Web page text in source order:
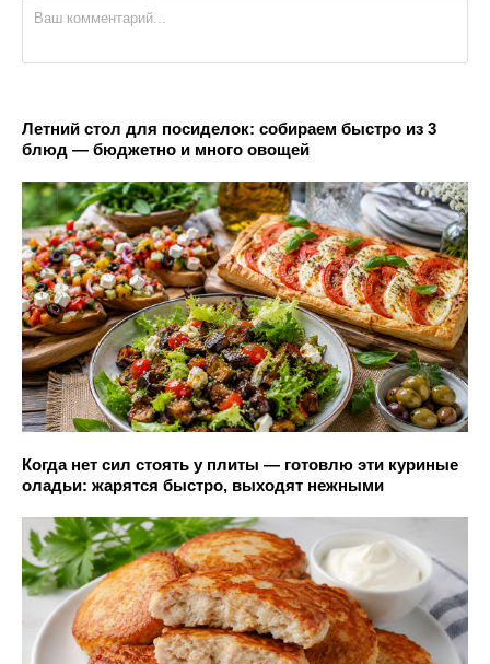
Летний стол для посиделок: собираем быстро из 3
блюд — бюджетно и много овощей
Когда нет сил стоять у плиты — готовлю эти куриные
оладьи: жарятся быстро, выходят нежными